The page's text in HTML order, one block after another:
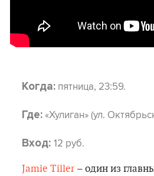
Когда: пятница, 23:59.
Где: «Хулиган» (ул.
Вход: 12 руб.
Jamie Tiller – один из